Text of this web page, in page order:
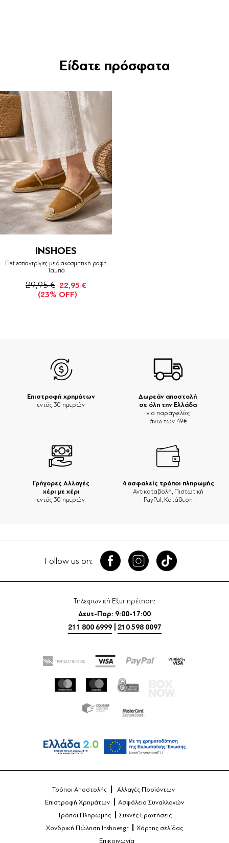
Είδατε πρόσφατα
INSHOES
Flat εσπαντρίγιες με διακοσμητική ραφή
Ταμπά
29,95 € 22,95 €
(23% OFF)
Δωρεάν αποστολή
σε όλη την Ελλάδα
για παραγγελίες
άνω των 49€
Επιστροφή χρημάτων
εντός 30 ημερών
Γρήγορες Αλλαγές
χέρι με χέρι
εντός 30 ημερών
4 ασφαλείς τρόποι πληρωμής
Αντικαταβολή, Πιστωτική
PayPal, Κατάθεση
Follow us on:
Τηλεφωνική Εξυπηρέτηση:
Δευτ-Παρ: 9:00-17:00
211 800 6999
210 598 0097
Τρόποι Αποστολής
Αλλαγές Προϊόντων
Επιστροφή Χρημάτων
Ασφάλεια Συναλλαγών
Τρόποι Πληρωμής
Συχνές Ερωτήσεις
Χονδρική Πώληση Inshoes.gr
Χάρτης σελίδας
Επικοινωνία